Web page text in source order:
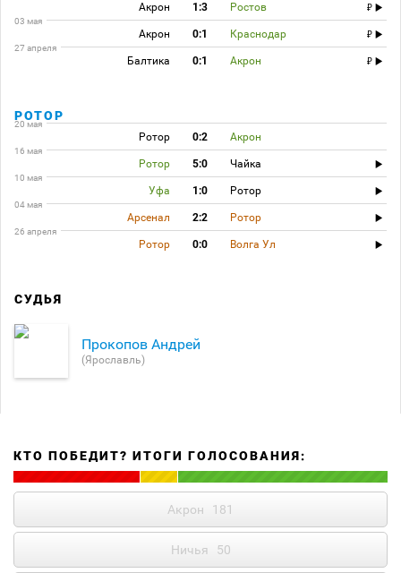
Акрон 1:3 Ростов
03 мая
Акрон 0:1 Краснодар
27 апреля
Балтика 0:1 Акрон
РОТОР
20 мая
Ротор 0:2 Акрон
16 мая
Ротор 5:0 Чайка
10 мая
Уфа 1:0 Ротор
04 мая
Арсенал 2:2 Ротор
26 апреля
Ротор 0:0 Волга Ул
СУДЬЯ
Прокопов Андрей
(Ярославль)
КТО ПОБЕДИТ? ИТОГИ ГОЛОСОВАНИЯ:
Акрон 181
Ничья 50